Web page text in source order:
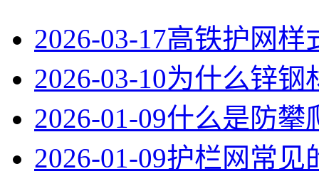
2026-03-17高铁护网样
2026-03-10为什么锌钢
2026-01-09什么是防攀
2026-01-09护栏网常见